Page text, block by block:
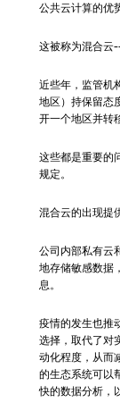
公共云计算的优
这被称为混合云
近些年，监管机
地区）持保留态
开一个地区并转
这些都是重要的
规定。
混合云的出现提
公司内部私有云
地存储敏感数据
息。
疫情的发生也推
选择，取代了对
动化程度，从而
的生态系统可以
快的数据分析，